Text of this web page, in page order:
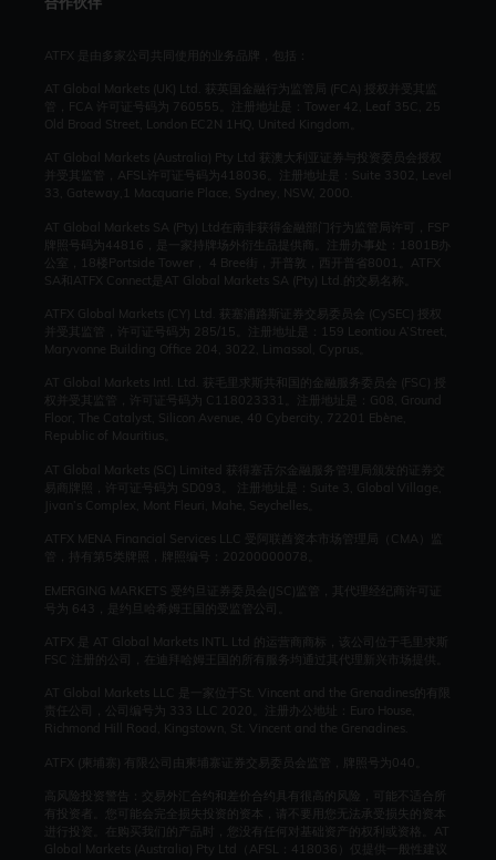
ATFX 是由多家公司共同使用的业务品牌，包括：
AT Global Markets (UK) Ltd. 获英国金融行为监管局 (FCA) 授权并受其监
管，FCA 许可证号码为 760555。注册地址是：Tower 42, Leaf 35C, 25
Old Broad Street, London EC2N 1HQ, United Kingdom。
AT Global Markets (Australia) Pty Ltd 获澳大利亚证券与投资委员会授权
并受其监管，AFSL许可证号码为418036。注册地址是：Suite 3302, Level
33, Gateway,1 Macquarie Place, Sydney, NSW, 2000.
AT Global Markets SA (Pty) Ltd在南非获得金融部门行为监管局许可，FSP
牌照号码为44816，是一家持牌场外衍生品提供商。注册办事处：1801B办
公室，18楼Portside Tower， 4 Bree街，开普敦，西开普省8001。ATFX
SA和ATFX Connect是AT Global Markets SA (Pty) Ltd.的交易名称。
ATFX Global Markets (CY) Ltd. 获塞浦路斯证券交易委员会 (CySEC) 授权
并受其监管，许可证号码为 285/15。注册地址是：159 Leontiou A’Street,
Maryvonne Building Office 204, 3022, Limassol, Cyprus。
AT Global Markets Intl. Ltd. 获毛里求斯共和国的金融服务委员会 (FSC) 授
权并受其监管，许可证号码为 C118023331。注册地址是：G08, Ground
Floor, The Catalyst, Silicon Avenue, 40 Cybercity, 72201 Ebène,
Republic of Mauritius。
AT Global Markets (SC) Limited 获得塞舌尔金融服务管理局颁发的证券交
易商牌照，许可证号码为 SD093。 注册地址是：Suite 3, Global Village,
Jivan’s Complex, Mont Fleuri, Mahe, Seychelles。
ATFX MENA Financial Services LLC 受阿联酋资本市场管理局（CMA）监
管，持有第5类牌照，牌照编号：20200000078。
EMERGING MARKETS 受约旦证券委员会(JSC)监管，其代理经纪商许可证
号为 643，是约旦哈希姆王国的受监管公司。
ATFX 是 AT Global Markets INTL Ltd 的运营商商标，该公司位于毛里求斯
FSC 注册的公司，在迪拜哈姆王国的所有服务均通过其代理新兴市场提供。
AT Global Markets LLC 是一家位于St. Vincent and the Grenadines的有限
责任公司，公司编号为 333 LLC 2020。注册办公地址：Euro House,
Richmond Hill Road, Kingstown, St. Vincent and the Grenadines.
ATFX (柬埔寨) 有限公司由柬埔寨证券交易委员会监管，牌照号为040。
高风险投资警告：交易外汇合约和差价合约具有很高的风险，可能不适合所
有投资者。您可能会完全损失投资的资本，请不要用您无法承受损失的资本
进行投资。在购买我们的产品时，您没有任何对基础资产的权利或资格。AT
Global Markets (Australia) Pty Ltd（AFSL：418036）仅提供一般性建议